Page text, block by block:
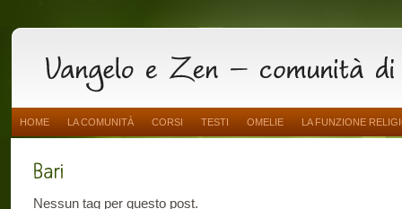
HOME LA COMUNITÀ CORSI TESTI OMELIE LA FUNZIONE
Nessun tag per questo post.